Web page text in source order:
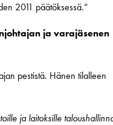
2011 päätöksessä.”
ja varajäsenen
pestistä. Hänen tilalleen
ja laitoksille